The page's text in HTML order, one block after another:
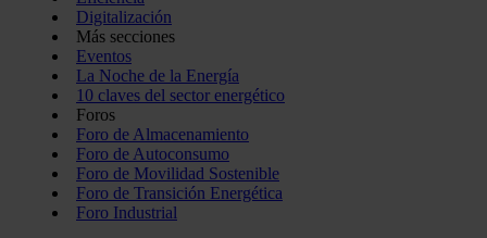
Digitalización
Más secciones
Eventos
La Noche de la Energía
10 claves del sector energético
Foros
Foro de Almacenamiento
Foro de Autoconsumo
Foro de Movilidad Sostenible
Foro de Transición Energética
Foro Industrial